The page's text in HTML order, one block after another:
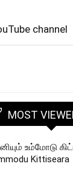
channel
MOST
உம்மோடு
Kittiseara